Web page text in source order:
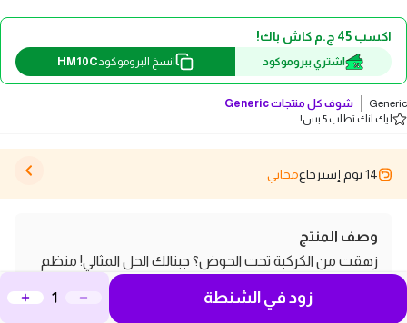
اكسب 45 ج.م كاش باك!
اشتري ببروموكود انسخ البروموكود HM10C
Generic شوف كل منتجاتGeneric
ليك انك تطلب 5 بس!
14 يوم إسترجاع مجاني
وصف المنتج
زهقت من الكركبة تحت الحوض؟ جبنالك الحل المثالي! منظم
تحت الحوض 2 دور قابل للتعديل اللي هيخلي مطبخك أو
زود في الشنطة